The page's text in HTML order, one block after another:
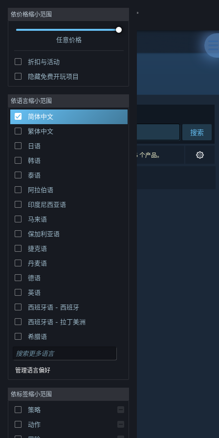
登录
社区
关于
客服
更改语言
获取 Steam 手机应用
查看桌面版网站
© Valve Corporation。保留所有权利。所有商标均为其在
律信息| 无障碍
依价格缩小范围
任意价格
折扣与活动
隐藏免费开玩项目
依语言缩小范围
简体中文
繁体中文
日语
韩语
泰语
阿拉伯语
印度尼西亚语
马来语
保加利亚语
捷克语
丹麦语
德语
英语
西班牙语 - 西班牙
西班牙语 - 拉丁美洲
希腊语
管理语言偏好
依标签缩小范围
策略
动作
开发者: Dryden Thomas Games
排序依据 相关性
搜索
1 个匹配的搜索结果。 根据您的偏好，已排除了 5 个产品。